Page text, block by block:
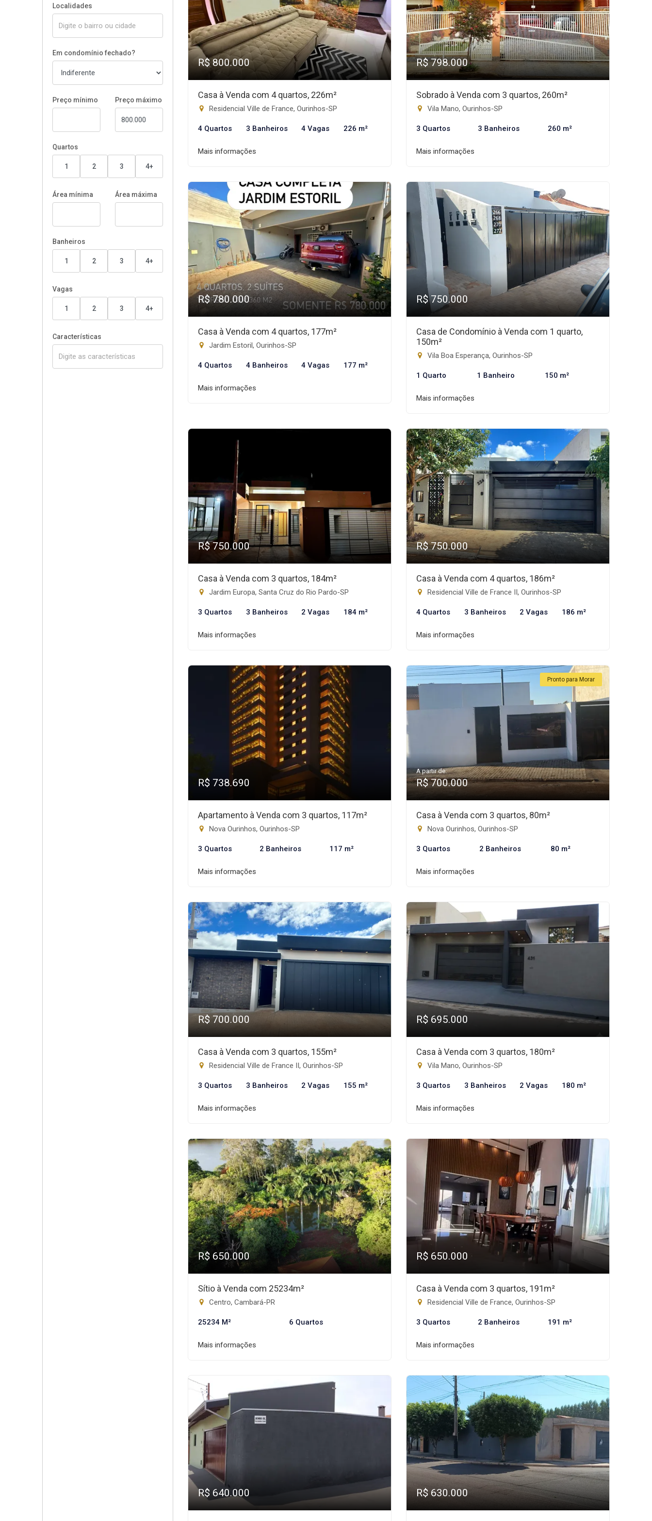
Localidades
Em condomínio fechado?
Preço mínimo Preço máximo
Quartos
1 2 3 4+
Área mínima Área máxima
Banheiros
1 2 3 4+
Vagas
1 2 3 4+
Características
R$ 800.000
Casa à Venda com 4 quartos, 226m²
Residencial Ville de France, Ourinhos-SP
4 Quartos 3 Banheiros 4 Vagas 226 m²
Mais informações
R$ 798.000
Sobrado à Venda com 3 quartos, 260m²
Vila Mano, Ourinhos-SP
3 Quartos 3 Banheiros 260 m²
Mais informações
R$ 780.000
Casa à Venda com 4 quartos, 177m²
Jardim Estoril, Ourinhos-SP
4 Quartos 4 Banheiros 4 Vagas 177 m²
Mais informações
R$ 750.000
Casa de Condomínio à Venda com 1 quarto,
150m²
Vila Boa Esperança, Ourinhos-SP
1 Quarto 1 Banheiro 150 m²
Mais informações
R$ 750.000
Casa à Venda com 3 quartos, 184m²
Jardim Europa, Santa Cruz do Rio Pardo-SP
3 Quartos 3 Banheiros 2 Vagas 184 m²
Mais informações
R$ 750.000
Casa à Venda com 4 quartos, 186m²
Residencial Ville de France II, Ourinhos-SP
4 Quartos 3 Banheiros 2 Vagas 186 m²
Mais informações
R$ 738.690
Apartamento à Venda com 3 quartos, 117m²
Nova Ourinhos, Ourinhos-SP
3 Quartos 2 Banheiros 117 m²
Mais informações
Pronto para Morar
A partir de:
R$ 700.000
Casa à Venda com 3 quartos, 80m²
Nova Ourinhos, Ourinhos-SP
3 Quartos 2 Banheiros 80 m²
Mais informações
R$ 700.000
Casa à Venda com 3 quartos, 155m²
Residencial Ville de France II, Ourinhos-SP
3 Quartos 3 Banheiros 2 Vagas 155 m²
Mais informações
R$ 695.000
Casa à Venda com 3 quartos, 180m²
Vila Mano, Ourinhos-SP
3 Quartos 3 Banheiros 2 Vagas 180 m²
Mais informações
R$ 650.000
Sítio à Venda com 25234m²
Centro, Cambará-PR
25234 M² 6 Quartos
Mais informações
R$ 650.000
Casa à Venda com 3 quartos, 191m²
Residencial Ville de France, Ourinhos-SP
3 Quartos 2 Banheiros 191 m²
Mais informações
R$ 640.000 R$ 630.000